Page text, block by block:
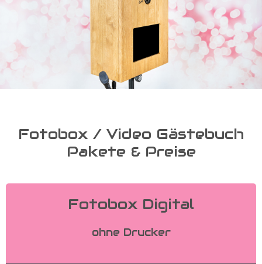
Fotobox / Video Gästebuch
Pakete & Preise
Fotobox Digital
ohne Drucker